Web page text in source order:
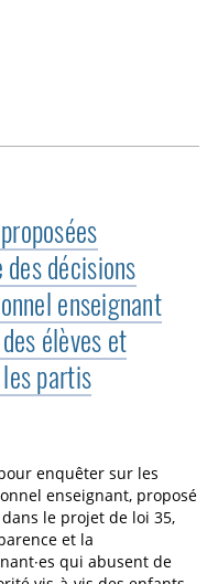
décisions
enseignant
élèves et
partis
enquêter sur les
enseignant, proposé
le projet de loi 35,
et la
qui abusent de